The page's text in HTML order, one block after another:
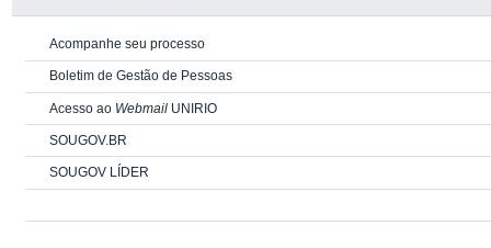
Acompanhe seu processo
Boletim de Gestão de Pessoas
Acesso ao Webmail UNIRIO
SOUGOV.BR
SOUGOV LÍDER